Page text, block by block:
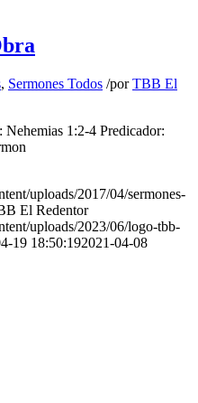
, Sermones Todos /porTBB El
1:2-4 Predicador:
uploads/2017/04/sermones-
El Redentor
uploads/2023/06/logo-tbb-
19 18:50:192021-04-08